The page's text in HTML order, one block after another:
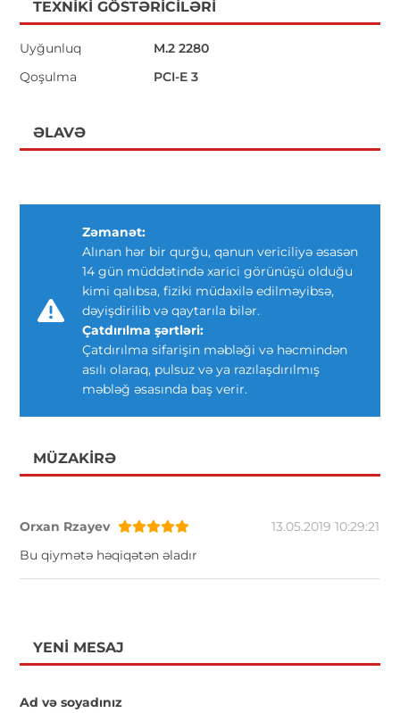
TEXNIKI GÖSTƏRICILƏRI
Uyğunluq
M.2 2280
Qoşulma
PCI-E 3
ƏLAVƏ
Zəmanət:
Alınan hər bir qurğu, qanun vericiliyə əsasən
14 gün müddətində xarici görünüşü olduğu
kimi qalıbsa, fiziki müdaxilə edilməyibsə,
dəyişdirilib və qaytarıla bilər.
Çatdırılma şərtləri:
Çatdırılma sifarişin məbləği və həcmindən
asılı olaraq, pulsuz və ya razılaşdırılmış
məbləğ əsasında baş verir.
MÜZAKIRƏ
Orxan Rzayev
13.05.2019 10:29:21
Bu qiymətə həqiqətən əladır
YENI MESAJ
Ad və soyadınız